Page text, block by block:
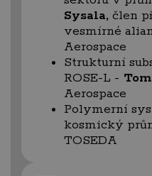
Sysala, člen
vesmírné
Aerospace
Strukturní
ROSE-L -
Aerospace
Polymerní
kosmický
TOSEDA